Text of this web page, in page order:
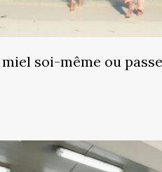
soi-même ou